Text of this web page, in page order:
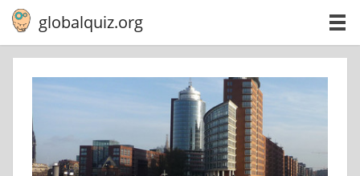
globalquiz.org